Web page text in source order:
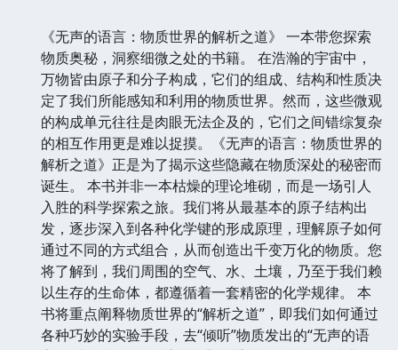
《无声的语言：物质世界的解析之道》 一本带您探索
物质奥秘，洞察细微之处的书籍。 在浩瀚的宇宙中，
万物皆由原子和分子构成，它们的组成、结构和性质决
定了我们所能感知和利用的物质世界。然而，这些微观
的构成单元往往是肉眼无法企及的，它们之间错综复杂
的相互作用更是难以捉摸。《无声的语言：物质世界的
解析之道》正是为了揭示这些隐藏在物质深处的秘密而
诞生。 本书并非一本枯燥的理论堆砌，而是一场引人
入胜的科学探索之旅。我们将从最基本的原子结构出
发，逐步深入到各种化学键的形成原理，理解原子如何
通过不同的方式组合，从而创造出千变万化的物质。您
将了解到，我们周围的空气、水、土壤，乃至于我们赖
以生存的生命体，都遵循着一套精密的化学规律。 本
书将重点阐释物质世界的“解析之道”，即我们如何通过
各种巧妙的实验手段，去“倾听”物质发出的“无声的语